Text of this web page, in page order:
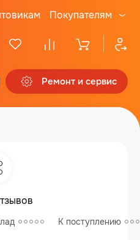
Покупателям
Ремонт и сервис
К поступлению